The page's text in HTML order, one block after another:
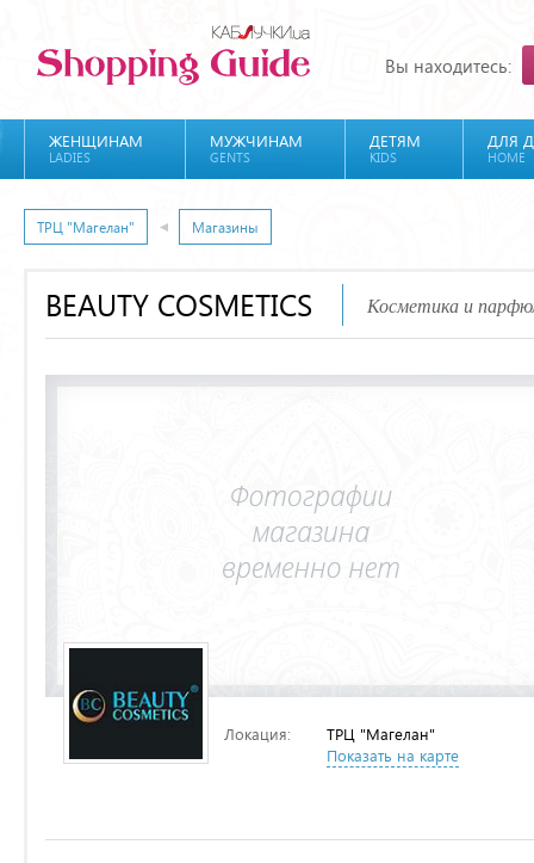
Вы находитесь:
ЖЕНЩИНАМ
LADIES
МУЖЧИНАМ
GENTS
ДЕТЯМ
KIDS
ДЛЯ
HOME
ТРЦ "Магелан" Магазины
BEAUTY COSMETICS Косметика и
Локация:
ТРЦ "Магелан"
Показать на карте